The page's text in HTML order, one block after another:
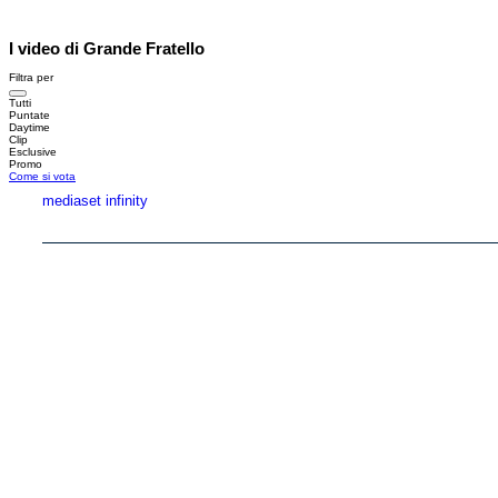
I video di Grande Fratello
Filtra per
Tutti
Puntate
Daytime
Clip
Esclusive
Promo
Come si vota
mediaset infinity